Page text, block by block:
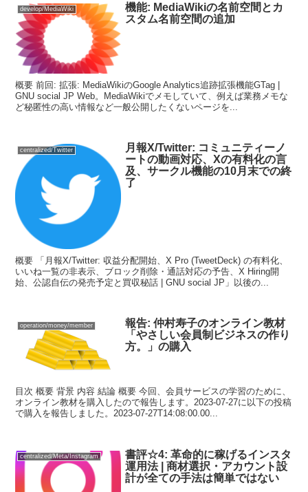
develop/MediaWiki
機能: MediaWikiの名前空間とカ
スタム名前空間の追加
概要 前回: 拡張: MediaWikiのGoogle Analytics追跡拡張機能GTag |
GNU social JP Web。MediaWikiでメモしていて、例えば業務メモな
ど秘匿性の高い情報など一般公開したくないページを...
centralized/Twitter
月報X/Twitter: コミュニティーノ
ートの動画対応、Xの有料化の言
及、サークル機能の10月末での終
了
概要 「月報X/Twitter: 収益分配開始、X Pro (TweetDeck) の有料化、
いいね一覧の非表示、ブロック削除・通話対応の予告、X Hiring開
始、公認自伝の発売予定と買収秘話 | GNU social JP」以後の...
operation/money/member
報告: 仲村寿子のオンライン教材
「やさしい会員制ビジネスの作り
方。」の購入
目次 概要 背景 内容 結論 概要 今回、会員サービスの学習のために、
オンライン教材を購入したので報告します。2023-07-27に以下の投稿
で購入を報告しました。2023-07-27T14:08:00.00...
centralized/Meta/Instagram
書評☆4: 革命的に稼げるインスタ
運用法 | 商材選択・アカウント設
計が全ての手法は簡単ではない